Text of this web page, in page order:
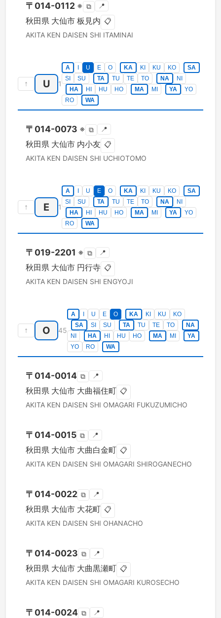
〒 014-0112 ※ ⧉ 📍
秋田県 大仙市 板見内 📋
AKITA KEN DAISEN SHI ITAMINAI
↑ U 1
A U E O KA KI KU KO
SA
SI
SU TA TU TE TO NA
NI
HA
HI HU HO MA MI YA
YO
RO
WA
〒 014-0073 ※ ⧉ 📍
秋田県 大仙市 内小友 📋
AKITA KEN DAISEN SHI UCHIOTOMO
↑ E 1
A U E O KA KI KU KO
SA
SI
SU TA TU TE TO NA
NI
HA
HI HU HO MA MI YA
YO
RO
WA
〒 019-2201 ※ ⧉ 📍
秋田県 大仙市 円行寺 📋
AKITA KEN DAISEN SHI ENGYOJI
↑ O 45
A U E O KA KI KU
KO
SA
SI SU TA TU TE TO
NA
NI
HA HI HU HO MA MI
YA
YO
RO WA
〒 014-0014 ⧉ 📍
秋田県 大仙市 大曲福住町 📋
AKITA KEN DAISEN SHI OMAGARI FUKUZUMICHO
〒 014-0015 ⧉ 📍
秋田県 大仙市 大曲白金町 📋
AKITA KEN DAISEN SHI OMAGARI SHIROGANECHO
〒 014-0022 ⧉ 📍
秋田県 大仙市 大花町 📋
AKITA KEN DAISEN SHI OHANACHO
〒 014-0023 ⧉ 📍
秋田県 大仙市 大曲黒瀬町 📋
AKITA KEN DAISEN SHI OMAGARI KUROSECHO
〒 014-0024 ⧉ 📍